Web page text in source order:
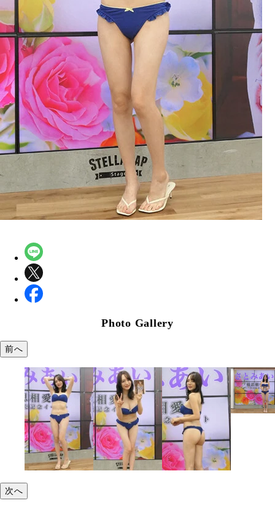
Photo Gallery
前へ
次へ